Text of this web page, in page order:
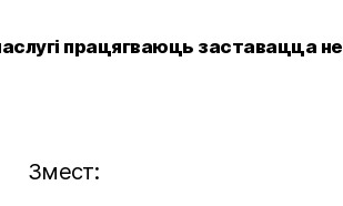
працягваюць заставацца
Змест: